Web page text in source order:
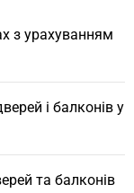
з урахуванням
і балконів у
та балконів